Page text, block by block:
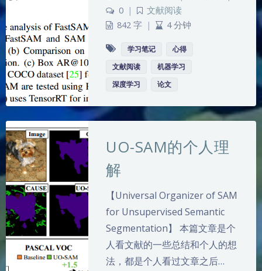
0 |
文献阅读
842 字 | 4 分钟
学习笔记
心得
文献阅读
机器学习
深度学习
论文
UO-SAM的个人理
解
【Universal Organizer of SAM
for Unsupervised Semantic
Segmentation】 本篇文章是个
人看文献的一些总结和个人的想
法，都是个人看过文章之后…